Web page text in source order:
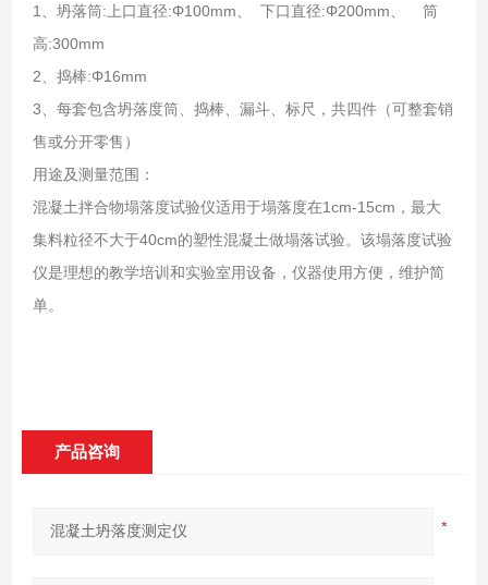
1、坍落筒:上口直径:Φ100mm、 下口直径:Φ200mm、 筒
高:300mm
2、捣棒:Φ16mm
3、每套包含坍落度筒、捣棒、漏斗、标尺，共四件（可整套销
售或分开零售）
用途及测量范围：
混凝土拌合物塌落度试验仪适用于塌落度在1cm-15cm，最大
集料粒径不大于40cm的塑性混凝土做塌落试验。该塌落度试验
仪是理想的教学培训和实验室用设备，仪器使用方便，维护简
单。
产品咨询